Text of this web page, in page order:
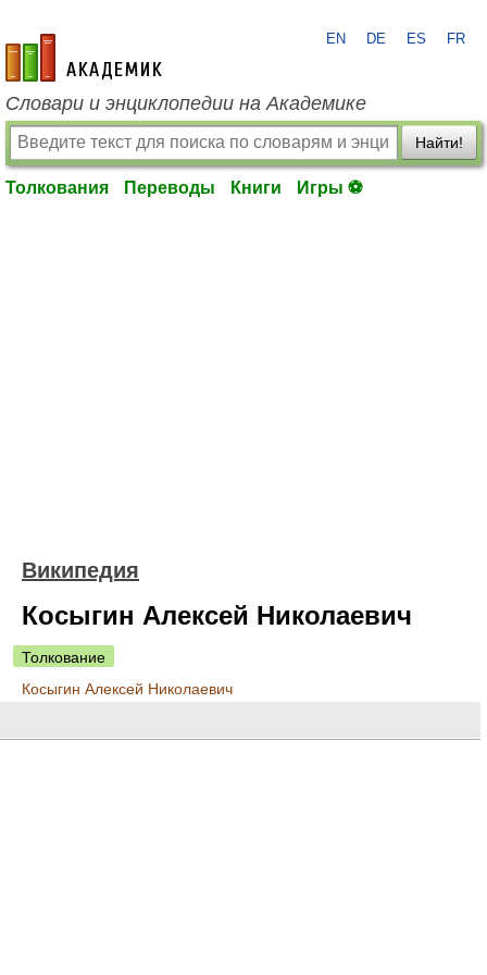
academic.ru
EN DE ES FR
Словари и энциклопедии на Академике
Найти!
Толкования Переводы Книги Игры ⚽
Википедия
Косыгин Алексей Николаевич
Толкование
Косыгин Алексей Николаевич